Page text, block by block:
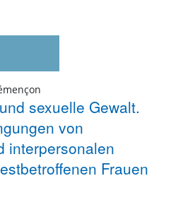
sexuelle Gewalt.
von
interpersonalen
Frauen